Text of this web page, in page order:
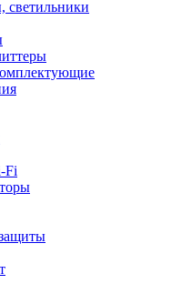
светильники
Fi